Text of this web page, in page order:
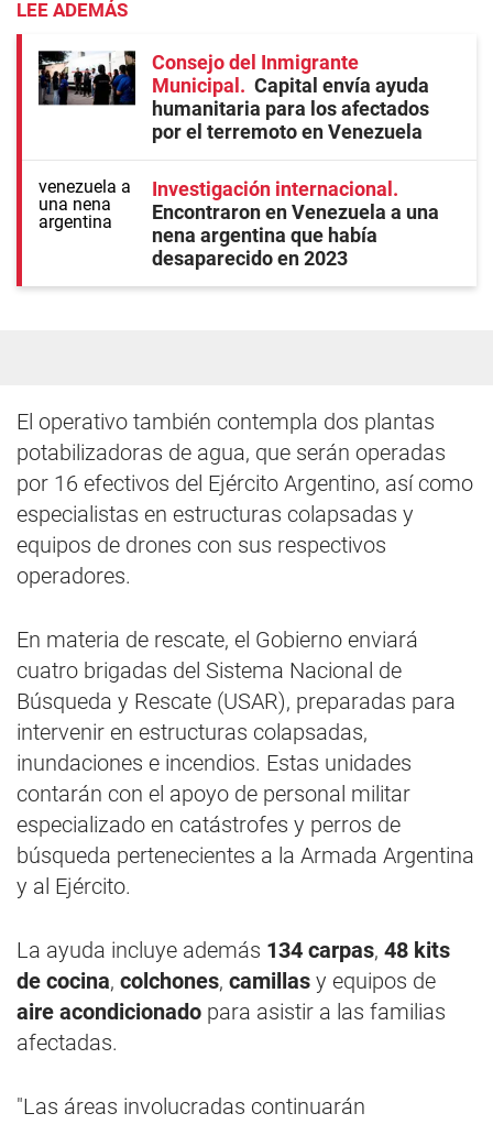
LEE ADEMÁS
Consejo del Inmigrante
Municipal
Capital envía ayuda
humanitaria para los afectados
por el terremoto en Venezuela
Investigación internacional
Encontraron en Venezuela a una
nena argentina que había
desaparecido en 2023
El operativo también contempla dos plantas
potabilizadoras de agua, que serán operadas
por 16 efectivos del Ejército Argentino, así como
especialistas en estructuras colapsadas y
equipos de drones con sus respectivos
operadores.
En materia de rescate, el Gobierno enviará
cuatro brigadas del Sistema Nacional de
Búsqueda y Rescate (USAR), preparadas para
intervenir en estructuras colapsadas,
inundaciones e incendios. Estas unidades
contarán con el apoyo de personal militar
especializado en catástrofes y perros de
búsqueda pertenecientes a la Armada Argentina
y al Ejército.
La ayuda incluye además 134 carpas, 48 kits
de cocina, colchones, camillas y equipos de
aire acondicionado para asistir a las familias
afectadas.
"Las áreas involucradas continuarán